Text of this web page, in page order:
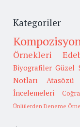
Kategoriler
Örnekleri
Biyografiler Güzel
Notları
İncelemeleri
Ünlülerden Deneme